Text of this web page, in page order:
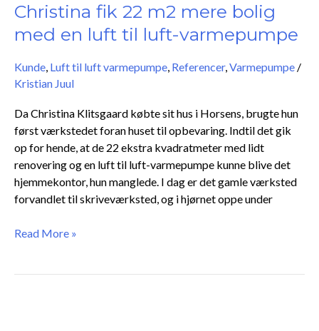
Christina fik 22 m2 mere bolig
med en luft til luft-varmepumpe
Kunde, Luft til luft varmepumpe, Referencer,Varmepumpe /
Kristian Juul
Da Christina Klitsgaard købte sit hus i Horsens, brugte hun
først værkstedet foran huset til opbevaring. Indtil det gik
op for hende, at de 22 ekstra kvadratmeter med lidt
renovering og en luft til luft-varmepumpe kunne blive det
hjemmekontor, hun manglede. I dag er det gamle værksted
forvandlet til skriveværksted, og i hjørnet oppe under
22
mere
luft
til
luft-
varmepumpe
Read More »